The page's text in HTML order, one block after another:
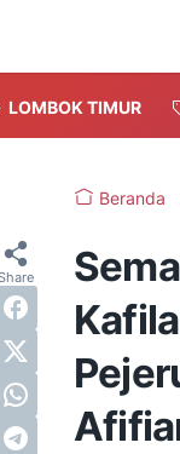
LOMBOK TIMUR
Beranda